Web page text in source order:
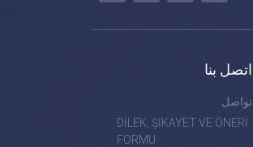
اتصل بنا
تواصل
DİLEK, ŞİKAYET VE ÖNERİ
FORMU